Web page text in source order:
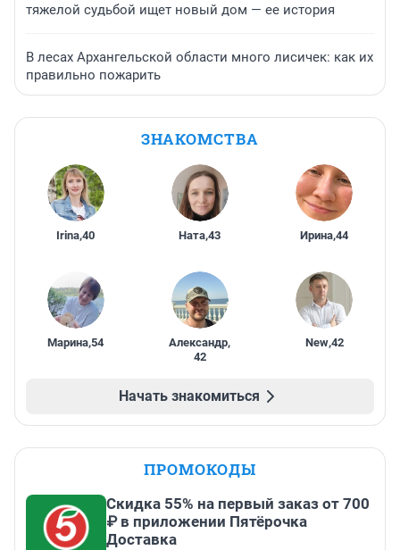
тяжелой судьбой ищет новый дом — ее история
В лесах Архангельской области много лисичек: как их
правильно пожарить
ЗНАКОМСТВА
Irina,40 Ната,43 Ирина,44
Марина,54 Александр,
42
New,42
Начать знакомиться
ПРОМОКОДЫ
Скидка 55% на первый заказ от 700
₽ в приложении Пятёрочка
Доставка